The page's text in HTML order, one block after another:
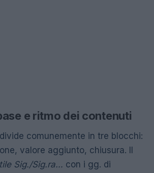
e ritmo dei contenuti
comunemente in tre blocchi:
valore aggiunto, chiusura. Il
Sig./Sig.ra… con i gg. di